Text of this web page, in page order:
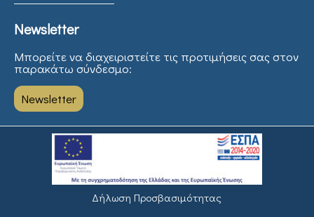
Newsletter
Μπορείτε να διαχειριστείτε τις προτιμήσεις σας στον
παρακάτω σύνδεσμο:
Newsletter
Δήλωση Προσβασιμότητας